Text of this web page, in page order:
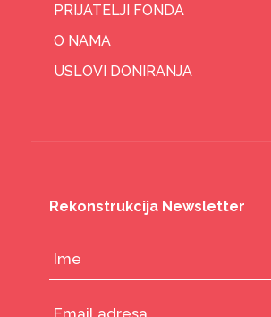
PRIJATELJI FONDA
O NAMA
USLOVI DONIRANJA
Rekonstrukcija Newsletter